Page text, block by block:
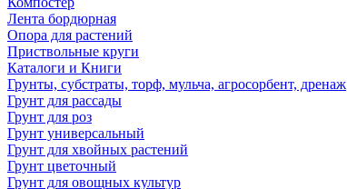
Лента бордюрная
Опора для растений
Приствольные круги
Каталоги и Книги
Грунты, субстраты, торф, мульча, агросорбент, дренаж
Грунт для рассады
Грунт для роз
Грунт универсальный
Грунт для хвойных растений
Грунт цветочный
Грунт для овощных культур